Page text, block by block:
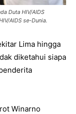
Duta HIV/AIDS
AIDS se-Dunia.
Lima hingga
diketahui siapa
Winarno